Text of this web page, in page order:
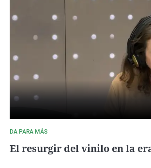
DA PARA MÁS
El resurgir del vinilo en la